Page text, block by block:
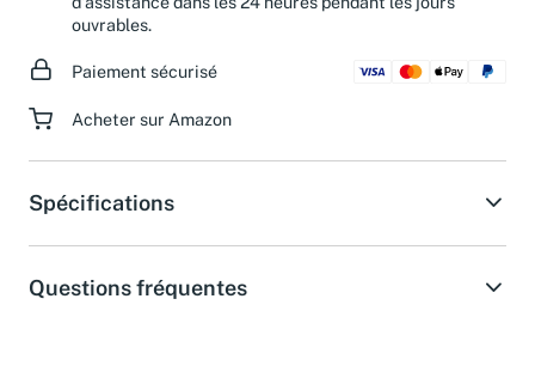
ouvrables.
Paiement sécurisé
Acheter sur Amazon
Spécifications
Questions fréquentes